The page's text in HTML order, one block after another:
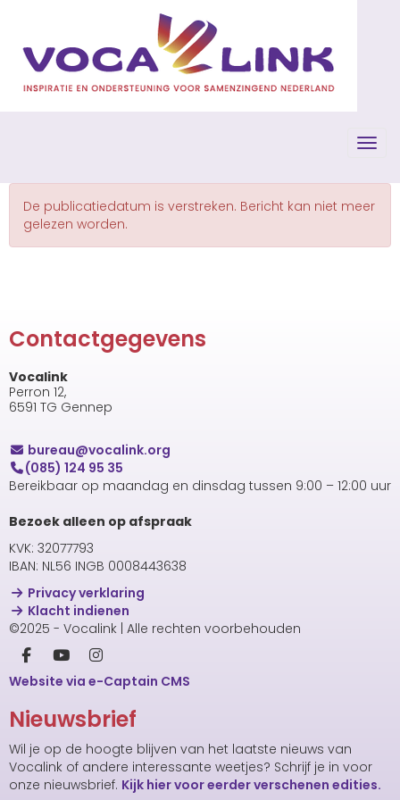
De publicatiedatum is verstreken. Bericht kan niet meer
gelezen worden.
Contactgegevens
Vocalink
Perron 12,
6591 TG Gennep
uaerub@vocalink.org
(085) 124 95 35
Bereikbaar op maandag en dinsdag tussen 9:00 – 12:00 uur
Bezoek alleen op afspraak
KVK: 32077793
IBAN: NL56 INGB 0008443638
Privacy verklaring
Klacht indienen
©2025 - Vocalink | Alle rechten voorbehouden
Website via e-Captain CMS
Nieuwsbrief
Wil je op de hoogte blijven van het laatste nieuws van
Vocalink of andere interessante weetjes? Schrijf je in voor
onze nieuwsbrief. Kijk hier voor eerder verschenen edities.